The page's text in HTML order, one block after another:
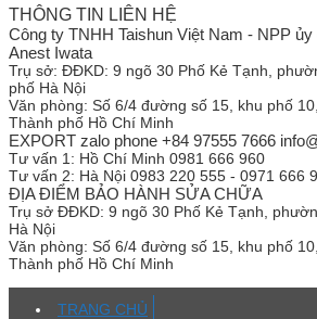
THÔNG TIN LIÊN HỆ
Công ty TNHH Taishun Việt Nam - NPP
Anest Iwata
Trụ sở: ĐĐKD: 9 ngõ 30 Phố Kẻ Tạnh,
phố Hà Nội
Văn phòng: Số 6/4 đường số 15, khu phố
Thành phố Hồ Chí Minh
EXPORT zalo phone +84 97555 7666
Tư vấn 1: Hồ Chí Minh 0981 666 960
Tư vấn 2: Hà Nội 0983 220 555 - 0971 666
ĐỊA ĐIỂM BẢO HÀNH SỬA CHỮA
Trụ sở ĐĐKD: 9 ngõ 30 Phố Kẻ Tạnh,
Hà Nội
Văn phòng: Số 6/4 đường số 15, khu phố
Thành phố Hồ Chí Minh
TRANG CHỦ